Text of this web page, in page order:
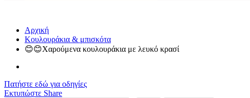
Αρχική
Κουλουράκια & μπισκότα
😊😊Χαρούμενα κουλουράκια με λευκό κρασί
Πατήστε εδώ για οδηγίες
Εκτυπώστε Share